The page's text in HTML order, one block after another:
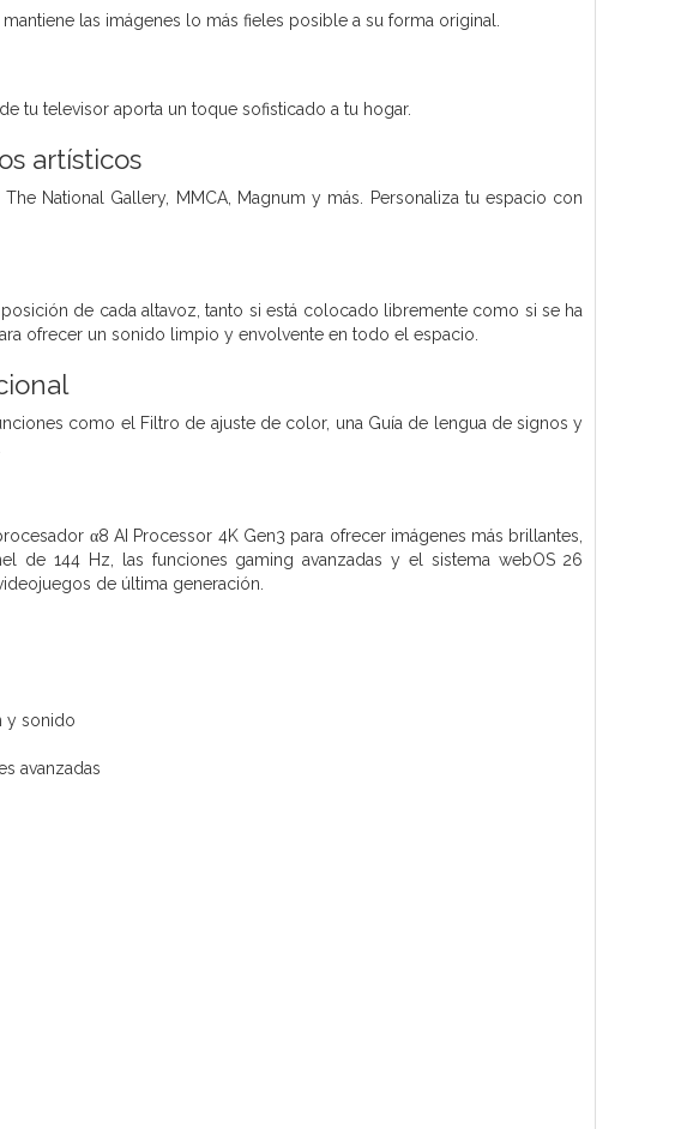
las imágenes lo más fieles posible a su forma original.
tu televisor aporta un toque sofisticado a tu hogar.
artísticos
National Gallery, MMCA, Magnum y más. Personaliza tu espacio con
de cada altavoz, tanto si está colocado libremente como si se ha
ofrecer un sonido limpio y envolvente en todo el espacio.
como el Filtro de ajuste de color, una Guía de lengua de signos y
α8 AI Processor 4K Gen3 para ofrecer imágenes más brillantes,
de 144 Hz, las funciones gaming avanzadas y el sistema webOS 26
de última generación.
y sonido
avanzadas